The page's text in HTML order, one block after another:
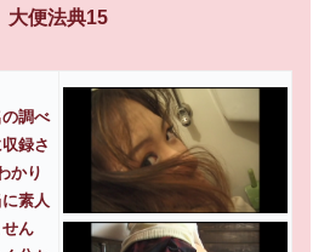
大便法典15
調べ
録さ
かり
素人
ん